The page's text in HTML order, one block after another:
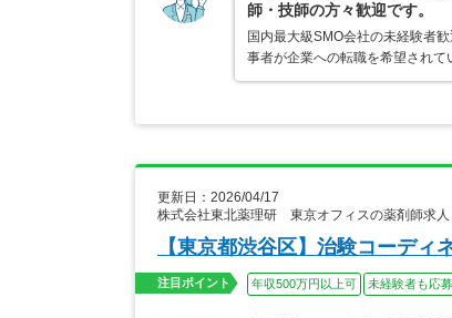
師・技師の方々歓迎です。
国内最大級SMO会社の未経験者
事者が企業への転職を希望され
更新日：2026/04/17
株式会社東北薬理研 東京オフィスの薬剤師求人
【東京都渋谷区】治験コーディ
注目ポイント 年収500万円以上可 未経験者も応